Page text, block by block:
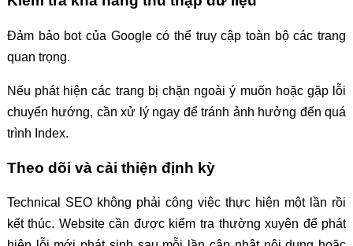
Đảm bảo bot của Google có thể truy cập toàn bộ các trang
quan trọng.
Nếu phát hiện các trang bị chặn ngoài ý muốn hoặc gặp lỗi
chuyển hướng, cần xử lý ngay để tránh ảnh hưởng đến quá
trình Index.
Theo dõi và cải thiện định kỳ
Technical SEO không phải công việc thực hiện một lần rồi
kết thúc. Website cần được kiểm tra thường xuyên để phát